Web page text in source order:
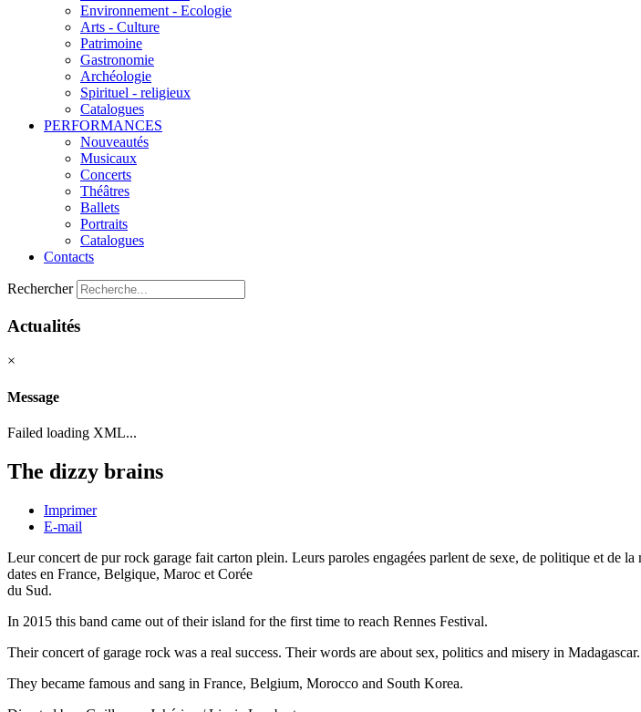
Environnement - Ecologie
Arts - Culture
Patrimoine
Gastronomie
Archéologie
Spirituel - religieux
Catalogues
PERFORMANCES
Nouveautés
Musicaux
Concerts
Théâtres
Ballets
Portraits
Catalogues
Contacts
Rechercher
Actualités
×
Message
Failed loading XML...
The dizzy brains
Imprimer
E-mail
Leur concert de pur rock garage fait carton plein. Leurs paroles engagées parlent de sexe, de politique et de
dates en France, Belgique, Maroc et Corée
du Sud.
In 2015 this band came out of their island for the first time to reach Rennes Festival.
Their concert of garage rock was a real success. Their words are about sex, politics and misery in Madagascar.
They became famous and sang in France, Belgium, Morocco and South Korea.